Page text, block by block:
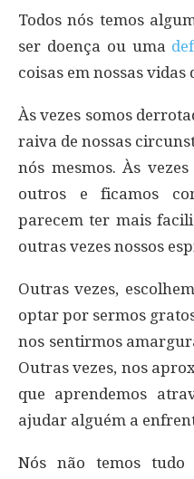
Todos nós temos
ser doença ou uma
coisas em nossas vidas
Às vezes somos
raiva de nossas
nós mesmos. Às
outros e ficamos
parecem ter mais
outras vezes nossos
Outras vezes,
optar por sermos
nos sentirmos
Outras vezes, nos
que aprendemos
ajudar alguém a
Nós não temos